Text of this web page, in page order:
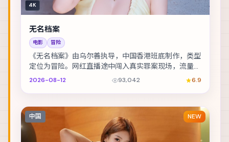
4K
无名档案
电影 冒险
《无名档案》由乌尔善执导，中国香港班底制作，类型
定位为冒险。网红直播途中闯入真实罪案现场，流量与
良知正面冲突。主演包括廖凡、凯特·布兰切特、孔刘...
2026-08-12 93,042 6.9
中国 NEW